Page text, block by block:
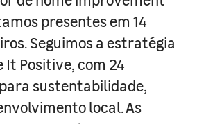
presentes em 14
Seguimos a estratégia
It Positive, com 24
sustentabilidade,
local. As